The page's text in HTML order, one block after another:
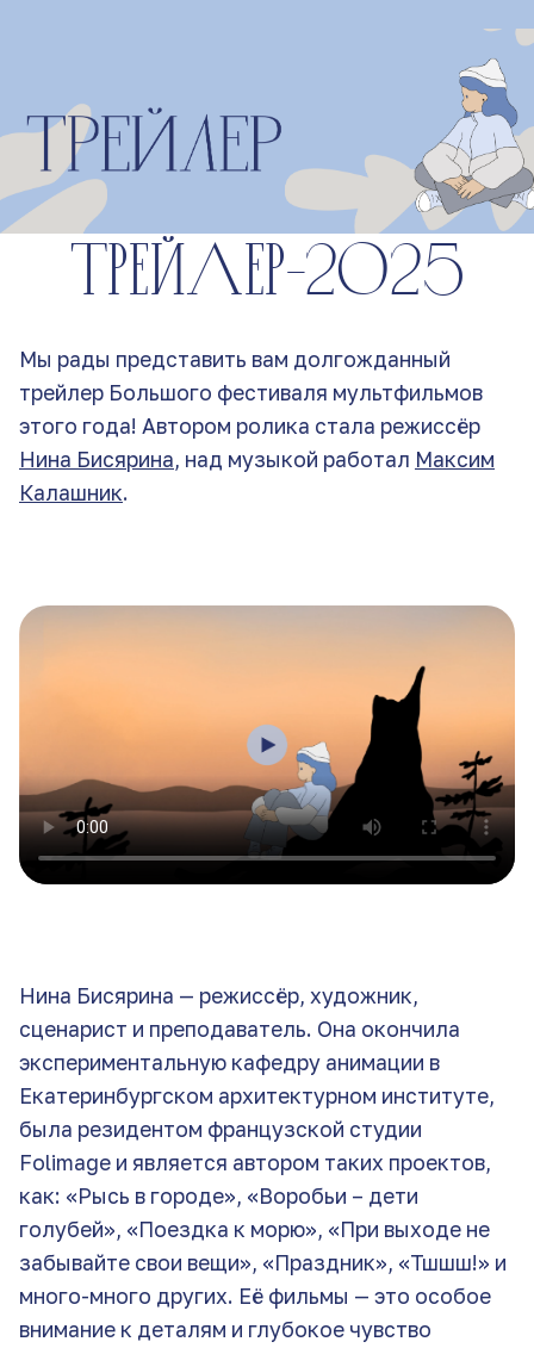
Трейлер-2025
Мы рады представить вам долгожданный
трейлер Большого фестиваля мультфильмов
этого года! Автором ролика стала режиссёр
Нина Бисярина, над музыкой работал Максим
Калашник.
Нина Бисярина — режиссёр, художник,
сценарист и преподаватель. Она окончила
экспериментальную кафедру анимации в
Екатеринбургском архитектурном институте,
была резидентом французской студии
Folimage и является автором таких проектов,
как: «Рысь в городе», «Воробьи – дети
голубей», «Поездка к морю», «При выходе не
забывайте свои вещи», «Праздник», «Тшшш!» и
много-много других. Её фильмы — это особое
внимание к деталям и глубокое чувство